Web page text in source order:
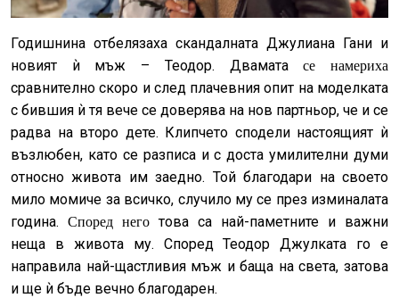
Годишнина отбелязаха скандалната Джулиана Гани и
новият ѝ мъж – Теодор. Дваматасе намериха
сравнително скоро и след плачевния опит на моделката
с бившия ѝ тя вече се доверява на нов партньор, че и се
радва на второ дете. Клипчето сподели настоящият ѝ
възлюбен, като се разписа и с доста умилителни думи
относно живота им заедно. Той благодари на своето
мило момиче за всичко, случило му се през изминалата
година. Според него това са най-паметните и важни
неща в живота му. Според Теодор Джулката го е
направила най-щастливия мъж и баща на света, затова
и ще ѝ бъде вечно благодарен.